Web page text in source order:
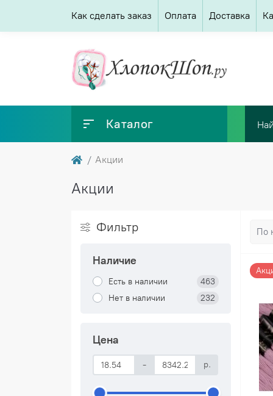
Как сделать заказ Оплата Доставка
Каталог
Акции
Акции
Фильтр
Наличие
Есть в наличии
463
Нет в наличии
232
Цена
- р.